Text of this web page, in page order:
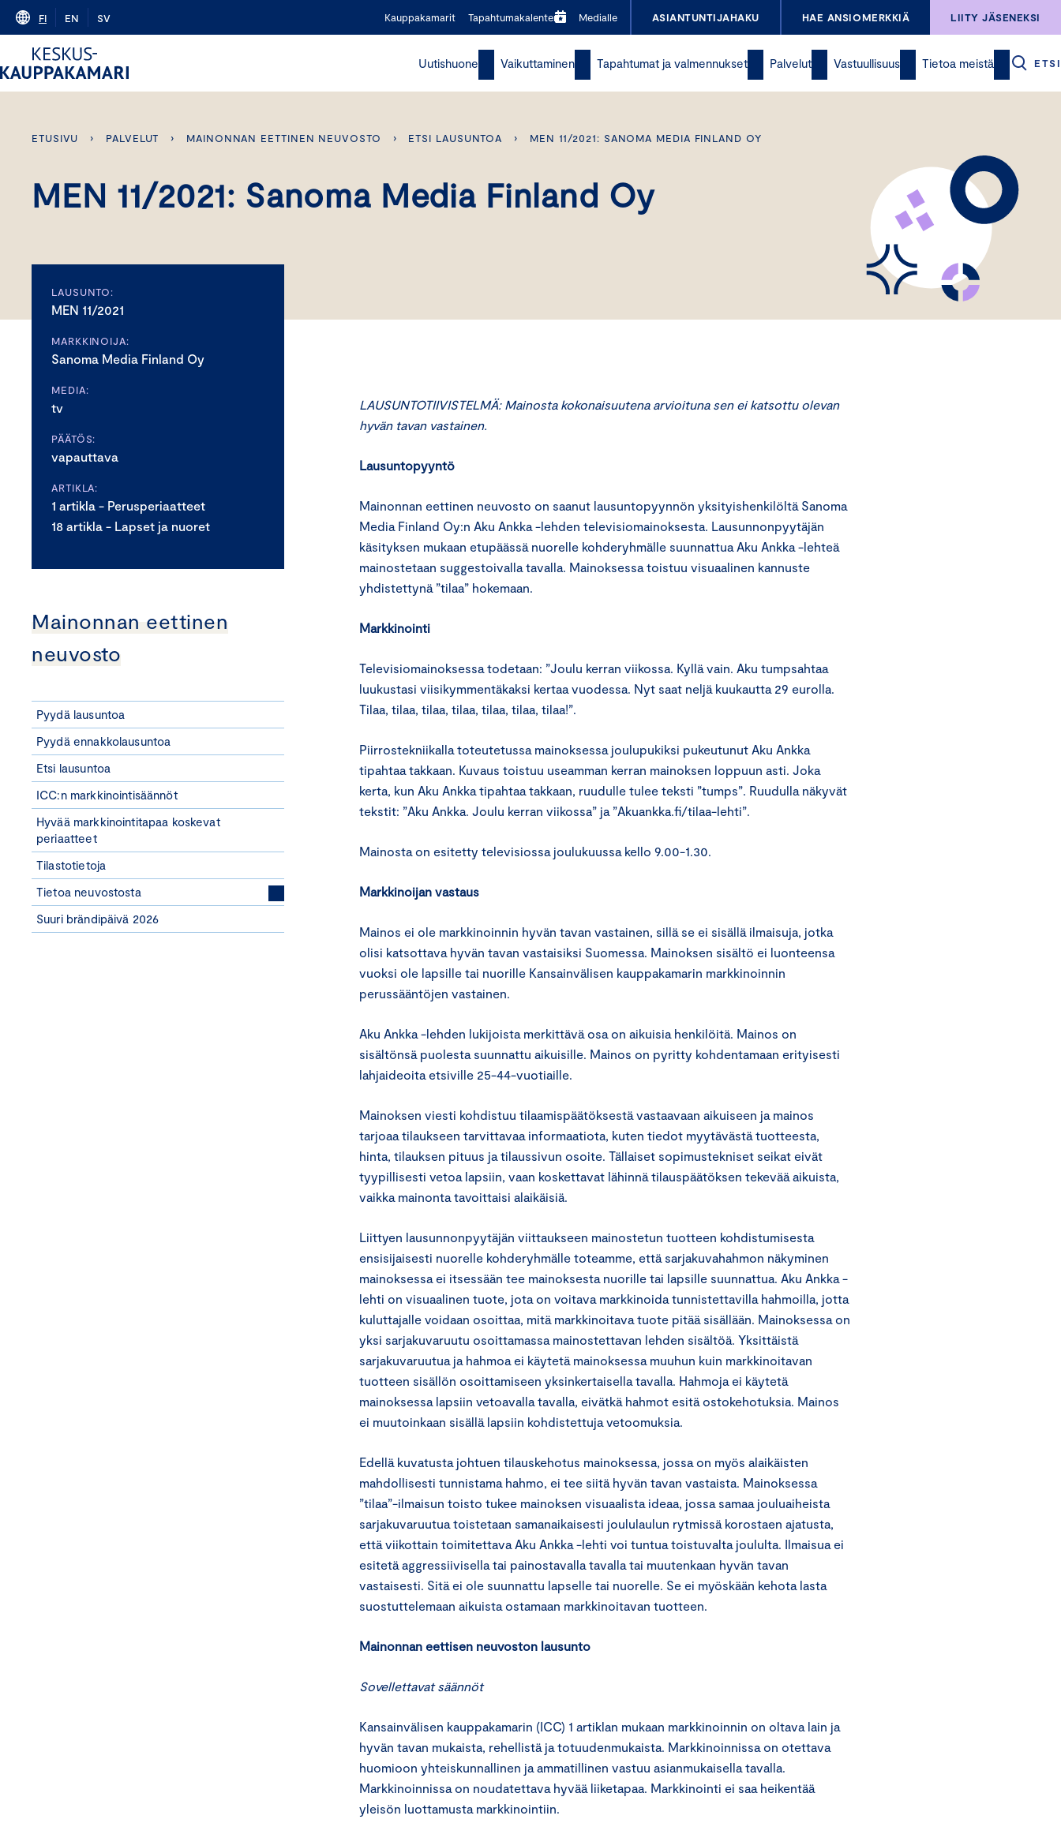
Skip
content
FI EN SV Kauppakamarit Tapahtumakalenteri Medialle ASIANTUNTIJAHAKU HAE ANSIOMERKKIÄ LIITY JÄSENEKSI
Uutishuone Vaikuttaminen Tapahtumat ja valmennukset Palvelut Vastuullisuus Tietoa meistä ETSI
ETUSIVU › PALVELUT › MAINONNAN EETTINEN NEUVOSTO › ETSI LAUSUNTOA › MEN 11/2021: SANOMA MEDIA FINLAND OY
MEN 11/2021: Sanoma Media Finland Oy
LAUSUNTO:
MEN 11/2021
MARKKINOIJA:
Sanoma Media Finland Oy
MEDIA:
tv
PÄÄTÖS:
vapauttava
ARTIKLA:
1 artikla - Perusperiaatteet
18 artikla - Lapset ja nuoret
Mainonnan eettinen
neuvosto
Pyydä lausuntoa
Pyydä ennakkolausuntoa
Etsi lausuntoa
ICC:n markkinointisäännöt
Hyvää markkinointitapaa koskevat
periaatteet
Tilastotietoja
Tietoa neuvostosta
Suuri brändipäivä 2026
LAUSUNTOTIIVISTELMÄ: Mainosta kokonaisuutena arvioituna sen ei katsottu olevan
hyvän tavan vastainen.
Lausuntopyyntö
Mainonnan eettinen neuvosto on saanut lausuntopyynnön yksityishenkilöltä Sanoma
Media Finland Oy:n Aku Ankka -lehden televisiomainoksesta. Lausunnonpyytäjän
käsityksen mukaan etupäässä nuorelle kohderyhmälle suunnattua Aku Ankka -lehteä
mainostetaan suggestoivalla tavalla. Mainoksessa toistuu visuaalinen kannuste
yhdistettynä ”tilaa” hokemaan.
Markkinointi
Televisiomainoksessa todetaan: ”Joulu kerran viikossa. Kyllä vain. Aku tumpsahtaa
luukustasi viisikymmentäkaksi kertaa vuodessa. Nyt saat neljä kuukautta 29 eurolla.
Tilaa, tilaa, tilaa, tilaa, tilaa, tilaa, tilaa!”.
Piirrostekniikalla toteutetussa mainoksessa joulupukiksi pukeutunut Aku Ankka
tipahtaa takkaan. Kuvaus toistuu useamman kerran mainoksen loppuun asti. Joka
kerta, kun Aku Ankka tipahtaa takkaan, ruudulle tulee teksti ”tumps”. Ruudulla näkyvät
tekstit: ”Aku Ankka. Joulu kerran viikossa” ja ”Akuankka.fi/tilaa-lehti”.
Mainosta on esitetty televisiossa joulukuussa kello 9.00-1.30.
Markkinoijan vastaus
Mainos ei ole markkinoinnin hyvän tavan vastainen, sillä se ei sisällä ilmaisuja, jotka
olisi katsottava hyvän tavan vastaisiksi Suomessa. Mainoksen sisältö ei luonteensa
vuoksi ole lapsille tai nuorille Kansainvälisen kauppakamarin markkinoinnin
perussääntöjen vastainen.
Aku Ankka -lehden lukijoista merkittävä osa on aikuisia henkilöitä. Mainos on
sisältönsä puolesta suunnattu aikuisille. Mainos on pyritty kohdentamaan erityisesti
lahjaideoita etsiville 25-44-vuotiaille.
Mainoksen viesti kohdistuu tilaamispäätöksestä vastaavaan aikuiseen ja mainos
tarjoaa tilaukseen tarvittavaa informaatiota, kuten tiedot myytävästä tuotteesta,
hinta, tilauksen pituus ja tilaussivun osoite. Tällaiset sopimustekniset seikat eivät
tyypillisesti vetoa lapsiin, vaan koskettavat lähinnä tilauspäätöksen tekevää aikuista,
vaikka mainonta tavoittaisi alaikäisiä.
Liittyen lausunnonpyytäjän viittaukseen mainostetun tuotteen kohdistumisesta
ensisijaisesti nuorelle kohderyhmälle toteamme, että sarjakuvahahmon näkyminen
mainoksessa ei itsessään tee mainoksesta nuorille tai lapsille suunnattua. Aku Ankka -
lehti on visuaalinen tuote, jota on voitava markkinoida tunnistettavilla hahmoilla, jotta
kuluttajalle voidaan osoittaa, mitä markkinoitava tuote pitää sisällään. Mainoksessa on
yksi sarjakuvaruutu osoittamassa mainostettavan lehden sisältöä. Yksittäistä
sarjakuvaruutua ja hahmoa ei käytetä mainoksessa muuhun kuin markkinoitavan
tuotteen sisällön osoittamiseen yksinkertaisella tavalla. Hahmoja ei käytetä
mainoksessa lapsiin vetoavalla tavalla, eivätkä hahmot esitä ostokehotuksia. Mainos
ei muutoinkaan sisällä lapsiin kohdistettuja vetoomuksia.
Edellä kuvatusta johtuen tilauskehotus mainoksessa, jossa on myös alaikäisten
mahdollisesti tunnistama hahmo, ei tee siitä hyvän tavan vastaista. Mainoksessa
”tilaa”-ilmaisun toisto tukee mainoksen visuaalista ideaa, jossa samaa jouluaiheista
sarjakuvaruutua toistetaan samanaikaisesti joululaulun rytmissä korostaen ajatusta,
että viikottain toimitettava Aku Ankka -lehti voi tuntua toistuvalta joululta. Ilmaisua ei
esitetä aggressiivisella tai painostavalla tavalla tai muutenkaan hyvän tavan
vastaisesti. Sitä ei ole suunnattu lapselle tai nuorelle. Se ei myöskään kehota lasta
suostuttelemaan aikuista ostamaan markkinoitavan tuotteen.
Mainonnan eettisen neuvoston lausunto
Sovellettavat säännöt
Kansainvälisen kauppakamarin (ICC) 1 artiklan mukaan markkinoinnin on oltava lain ja
hyvän tavan mukaista, rehellistä ja totuudenmukaista. Markkinoinnissa on otettava
huomioon yhteiskunnallinen ja ammatillinen vastuu asianmukaisella tavalla.
Markkinoinnissa on noudatettava hyvää liiketapaa. Markkinointi ei saa heikentää
yleisön luottamusta markkinointiin.